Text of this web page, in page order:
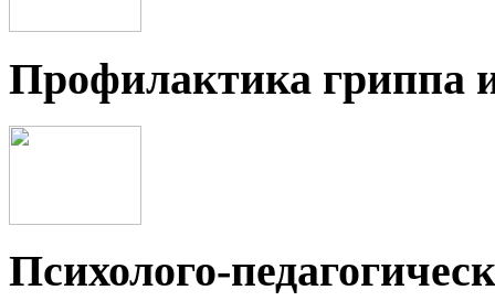
Профилактика
Психолого-